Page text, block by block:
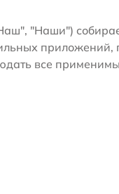
"Наши")
приложений,
все